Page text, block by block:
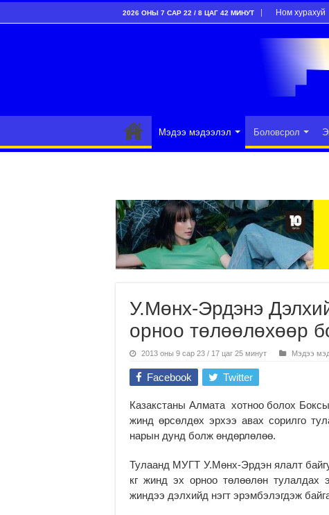
2026 ОНЫ 7 САР 22 / 8 ЦАГ 42 МИНУТ Ном хурахуй
Мэдээ мэдээлэл Боловсрол
У.Мөнх-Эрдэнэ
орноо төлөөлөхөөр
2013 оны 9 сар 23 / 17 цаг 25 минут Мэдээ
Facebook Twitter
Казакстаны Алмата хотноо болох
жинд өрсөлдөх эрхээ авах сорилго
нарын дунд болж өндөрлөлөө.
Тулаанд МУГТ У.Мөнх-Эрдэн ялалт
кг жинд эх орноо төлөөлөн
жиндээ дэлхийд нэгт эрэмбэлэгдэж